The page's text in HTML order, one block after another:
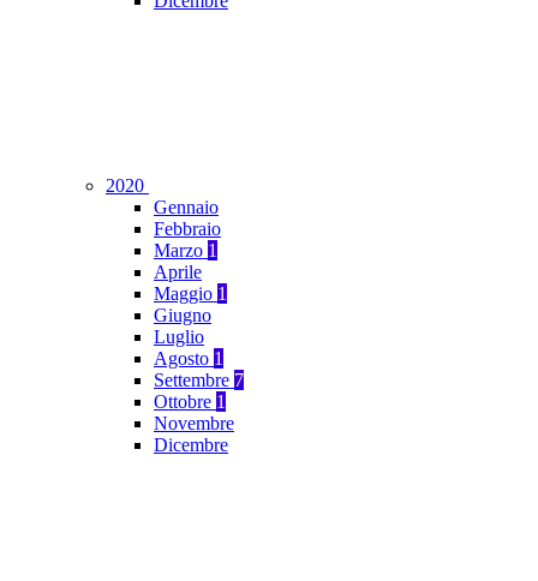
2020
Gennaio
Febbraio
Marzo 1
Aprile
Maggio 1
Giugno
Luglio
Agosto 1
Settembre 7
Ottobre 1
Novembre
Dicembre